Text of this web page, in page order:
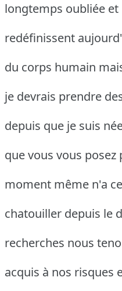
longtemps oubliée
redéfinissent
du corps humain
je devrais prendre
depuis que je suis
que vous vous posez
moment même n'a
chatouiller depuis le
recherches nous
acquis à nos risques